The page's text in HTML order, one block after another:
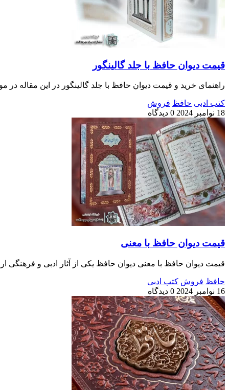
قیمت دیوان حافظ با جلد گالینگور
راهنمای خرید و قیمت دیوان حافظ با جلد گالینگور در این مقاله در
کتب ادبی حافظ فروش
18 نوامبر 2024
0 دیدگاه
قیمت دیوان حافظ با معنی
قیمت دیوان حافظ با معنی دیوان حافظ یکی از آثار ادبی و
حافظ فروش کتب ادبی
16 نوامبر 2024
0 دیدگاه